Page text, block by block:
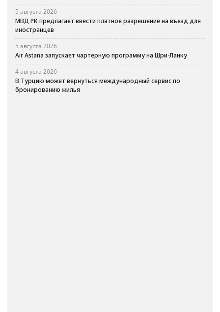
5 августа 2026
МВД РК предлагает ввести платное разрешение на въезд для
иностранцев
5 августа 2026
Air Astana запускает чартерную программу на Шри-Ланку
4 августа 2026
В Турцию может вернуться международный сервис по
бронированию жилья